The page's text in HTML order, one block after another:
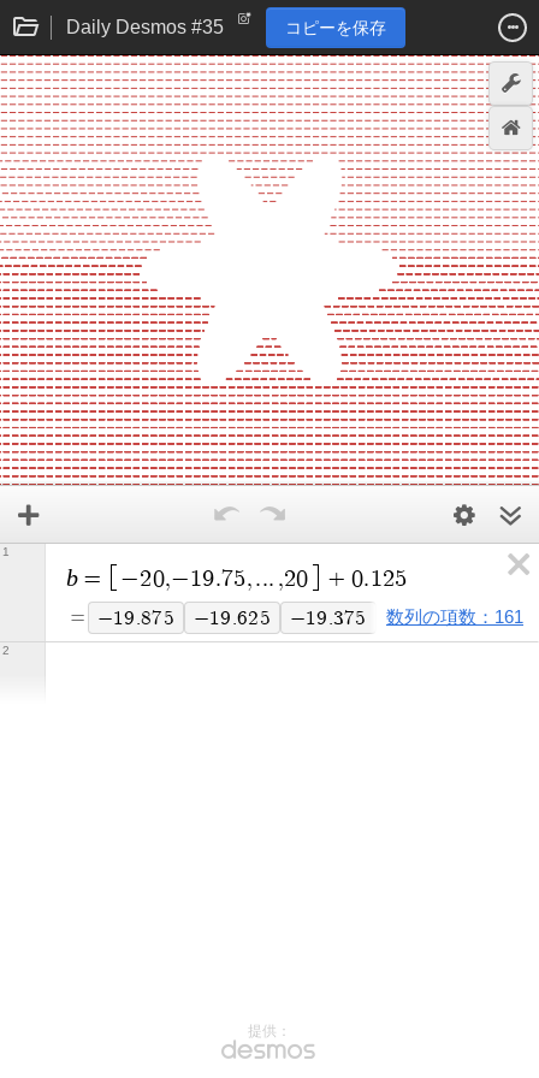
Daily Desmos #35 コピーを保存
b = −20,−19.75, ... ,20 + 0.125
= −19.875 −19.625 −19.375 −19.125 −18.
数列の項数：161
1
2
提供：